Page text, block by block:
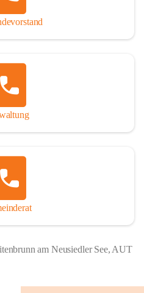
am Neusiedler See, AUT